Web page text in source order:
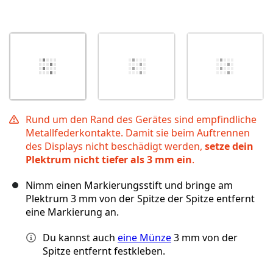
Rund um den Rand des Gerätes sind empfindliche
Metallfederkontakte. Damit sie beim Auftrennen
des Displays nicht beschädigt werden, setze dein
Plektrum nicht tiefer als 3 mm ein.
Nimm einen Markierungsstift und bringe am
Plektrum 3 mm von der Spitze der Spitze entfernt
eine Markierung an.
Du kannst auch eine Münze3 mm von der
Spitze entfernt festkleben.